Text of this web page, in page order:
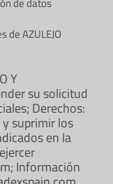
de AZULEJO
Y
su solicitud
Derechos:
suprimir los
en la
Información